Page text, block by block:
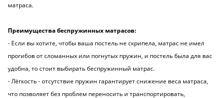
матраса.
Преимущества беспружинных матрасов:
- Если вы хотите, чтобы ваша постель не скрипела, матрас не имел
прогибов от сломанных или погнутых пружин, и постель была для вас
удобна, то стоит выбирать беспружинный матрас.
- Лёгкость - отсутствие пружин гарантирует снижение веса матраса,
что позволяет без проблем переносить и транспортировать,